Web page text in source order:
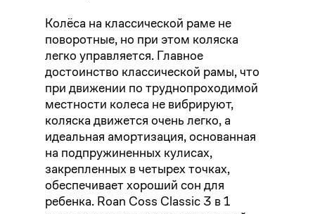
Колёса на классической раме не
поворотные, но при этом коляска
легко управляется. Главное
достоинство классической рамы, что
при движении по труднопроходимой
местности колеса не вибрируют,
коляска движется очень легко, а
идеальная амортизация, основанная
на подпружиненных кулисах,
закрепленных в четырех точках,
обеспечивает хороший сон для
ребенка. Roan Coss Classic 3 в 1